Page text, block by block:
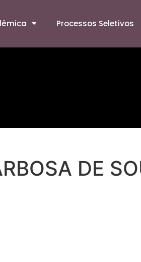
Processos Seletivos
DE